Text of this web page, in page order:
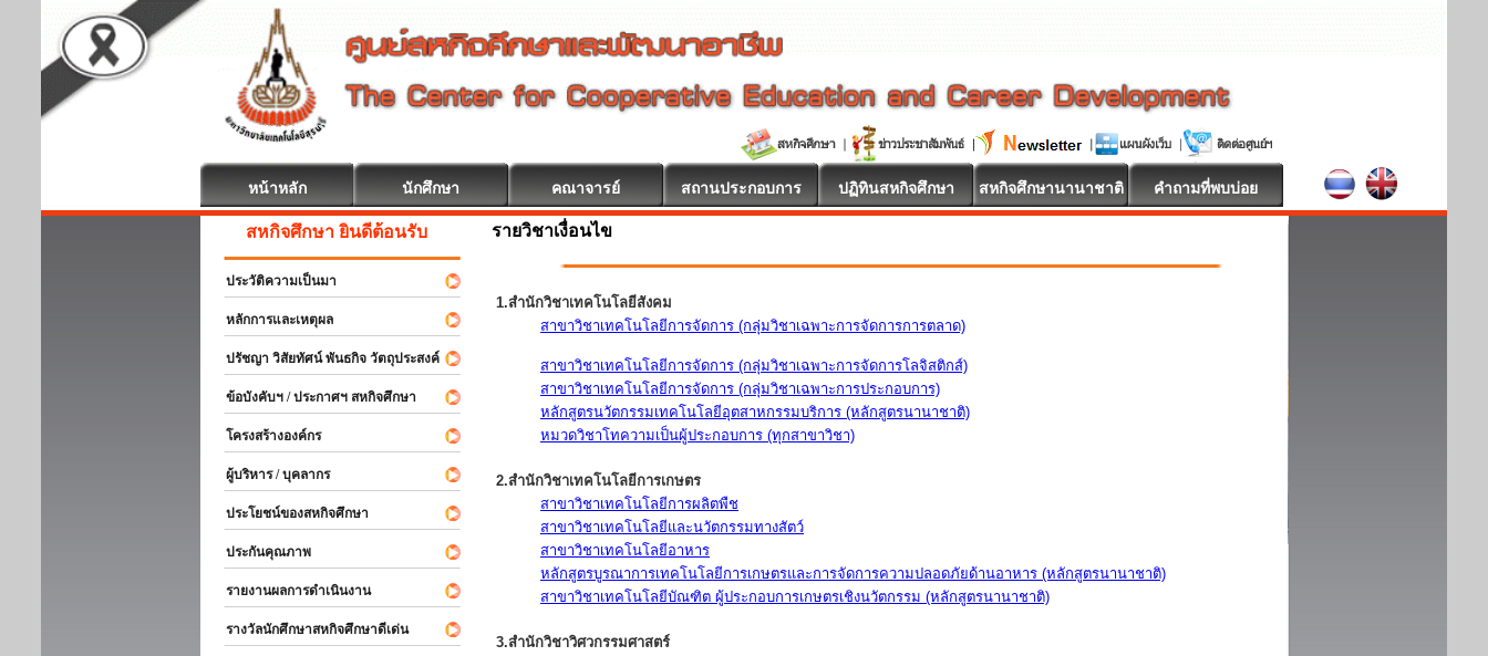
หน้าหลัก นักศึกษา คณาจารย์ สถานประกอบการ ปฏิทินสหกิจศึกษา สหกิจศึกษานานาชาติ คำถามที่พบบ่อย
สหกิจศึกษา ยินดีต้อนรับ
ประวัติความเป็นมา
หลักการและเหตุผล
ปรัชญา วิสัยทัศน์ พันธกิจ วัตถุประสงค์
ข้อบังคับฯ / ประกาศฯ สหกิจศึกษา
โครงสร้างองค์กร
ผู้บริหาร / บุคลากร
ประโยชน์ของสหกิจศึกษา
ประกันคุณภาพ
รายงานผลการดำเนินงาน
รางวัลนักศึกษาสหกิจศึกษาดีเด่น
รายวิชาเงื่อนไข
1.สำนักวิชาเทคโนโลยีสังคม
สาขาวิชาเทคโนโลยีการจัดการ (กลุ่มวิชาเฉพาะการจัดการการตลาด)
สาขาวิชาเทคโนโลยีการจัดการ (กลุ่มวิชาเฉพาะการจัดการโลจิสติกส์)
สาขาวิชาเทคโนโลยีการจัดการ (กลุ่มวิชาเฉพาะการประกอบการ)
หลักสูตรนวัตกรรมเทคโนโลยีอุตสาหกรรมบริการ (หลักสูตรนานาชาติ)
หมวดวิชาโทความเป็นผู้ประกอบการ (ทุกสาขาวิชา)
2.สำนักวิชาเทคโนโลยีการเกษตร
สาขาวิชาเทคโนโลยีการผลิตพืช
สาขาวิชาเทคโนโลยีและนวัตกรรมทางสัตว์
สาขาวิชาเทคโนโลยีอาหาร
หลักสูตรบูรณาการเทคโนโลยีการเกษตรและการจัดการความปลอดภัยด้านอาหาร (หลักสูตรนานาชาติ)
สาขาวิชาเทคโนโลยีบัณฑิต ผู้ประกอบการเกษตรเชิงนวัตกรรม (หลักสูตรนานาชาติ)
3.สำนักวิชาวิศวกรรมศาสตร์